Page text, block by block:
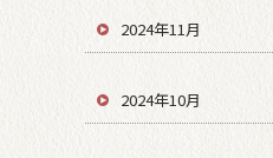
2024年11月
2024年10月